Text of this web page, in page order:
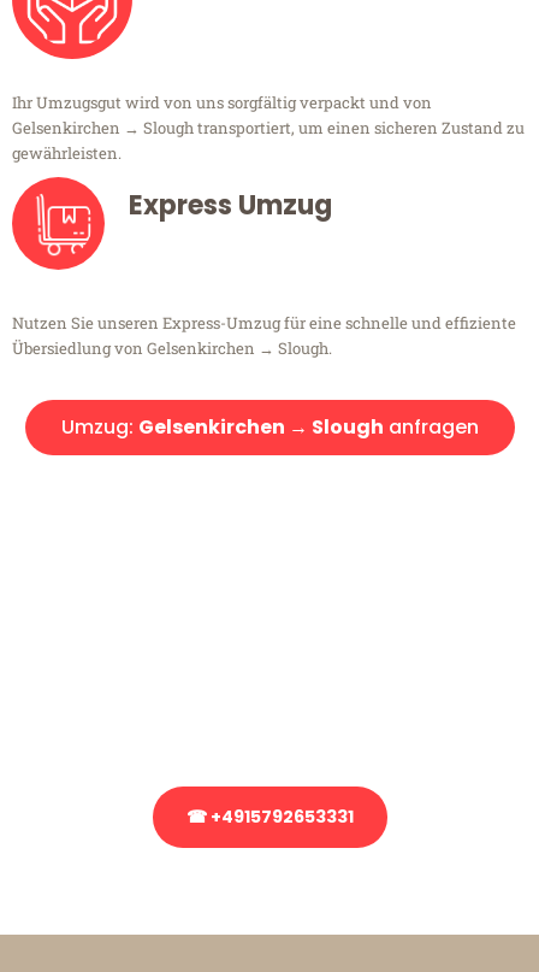
Ihr Umzugsgut wird von uns sorgfältig verpackt und von
Gelsenkirchen → Slough transportiert, um einen sicheren Zustand zu
gewährleisten.
Express Umzug
Nutzen Sie unseren Express-Umzug für eine schnelle und effiziente
Übersiedlung von Gelsenkirchen → Slough.
Umzug: Gelsenkirchen → Slough anfragen
☎ +4915792653331